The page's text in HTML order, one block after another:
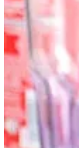
Cena:
Verduras asadas
Viernes
Mediodía:Clam
Cena: Pechugas de